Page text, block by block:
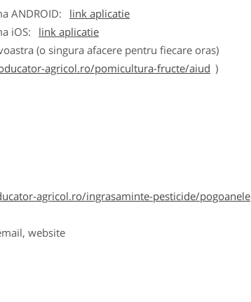
ANDROID:
link aplicatie
iOS:
link aplicatie
(o singura afacere pentru fiecare oras)
agricol.ro/pomicultura-fructe/aiud )
agricol.ro/ingrasaminte-pesticide/pogoanele
website